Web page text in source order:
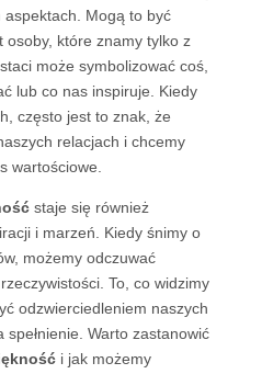
aspektach. Mogą to być
osoby, które znamy tylko z
może symbolizować coś,
lub co nas inspiruje. Kiedy
często jest to znak, że
relacjach i chcemy
wartościowe.
staje się również
i marzeń. Kiedy śnimy o
możemy odczuwać
To, co widzimy
odzwierciedleniem naszych
Warto zastanowić
i jak możemy